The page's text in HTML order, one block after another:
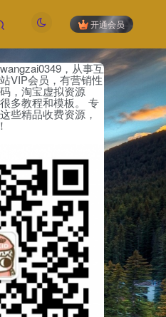
开通会员
，从事互
VIP会员，有营销性
，淘宝虚拟资源
多教程和模板。 专
些精品收费资源，